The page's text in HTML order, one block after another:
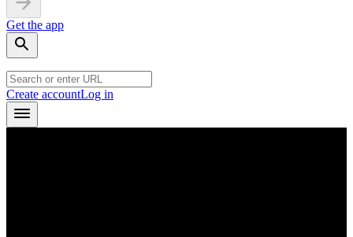
Get the app
Create accountLog in